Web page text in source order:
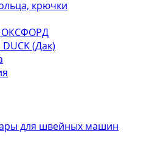
крючки
ОКСФОРД
(Дак)
для швейных машин